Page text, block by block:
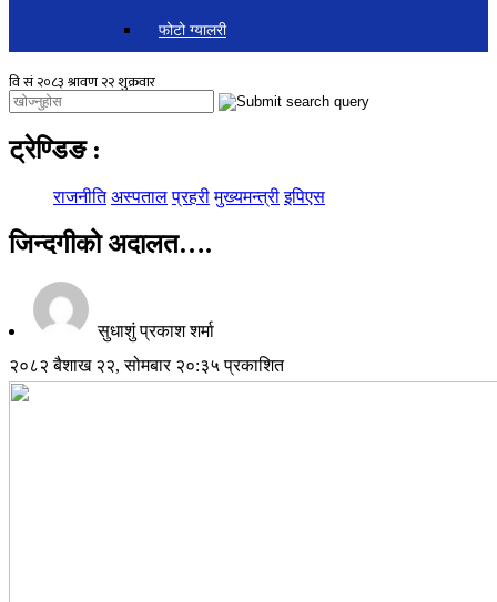
फोटो ग्यालरी
ट्रेण्डिङ :
राजनीति अस्पताल प्रहरी मुख्यमन्त्री इपिएस
जिन्दगीको अदालत….
सुधाशुं प्रकाश शर्मा
२०८२ बैशाख २२, सोमबार २०:३५ प्रकाशित